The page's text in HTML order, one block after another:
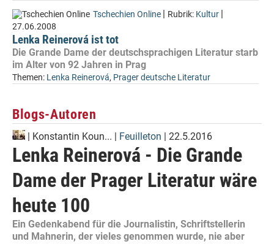
Tschechien Online | Rubrik: Kultur |
27.06.2008
Lenka Reinerová ist tot
Die Grande Dame der deutschsprachigen Literatur starb
im Alter von 92 Jahren in Prag
Themen: Lenka Reinerová, Prager deutsche Literatur
Blogs-Autoren
| Konstantin Koun... | Feuilleton | 22.5.2016
Lenka Reinerová - Die Grande
Dame der Prager Literatur wäre
heute 100
Ein Gedenkabend für die Journalistin, Schriftstellerin
und Mahnerin, der vieles genommen wurde, nie aber